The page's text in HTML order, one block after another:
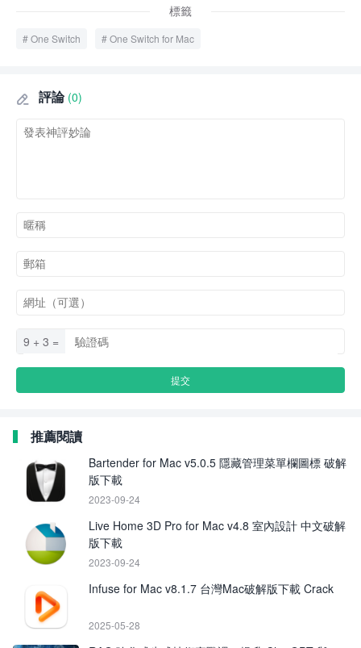
標籤
One Switch One Switch for Mac
 評論 (0)
9 + 3 =
推薦閱讀
Bartender for Mac v5.0.5 隱藏管理菜單欄圖標 破解
版下載
2023-09-24
Live Home 3D Pro for Mac v4.8 室內設計 中文破解
版下載
2023-09-24
Infuse for Mac v8.1.7 台灣Mac破解版下載 Crack
2025-05-28